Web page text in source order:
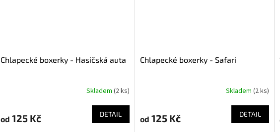
Chlapecké boxerky - Hasičská auta
Skladem (2 ks)
od 125 Kč DETAIL
Chlapecké boxerky - Safari
Skladem (2 ks)
od 125 Kč DETAIL